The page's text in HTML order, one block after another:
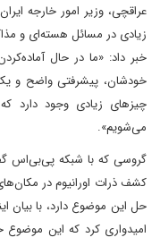
عراقچی، وزیر امور خارجه
زیادی در مسائل هسته‌ای و
خبر داد‌: «ما در حال
خودشان، پیشرفتی واضح و
چیزهای زیادی وجود دارد
می‌شویم».
گروسی که با شبکه پی‌بی‌اس
کشف ذرات اورانیوم در
حل این موضوع دارد، با بیان
امیدواری کرد که این